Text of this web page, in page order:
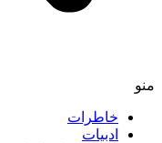
منو
خاطرات
ادبیات